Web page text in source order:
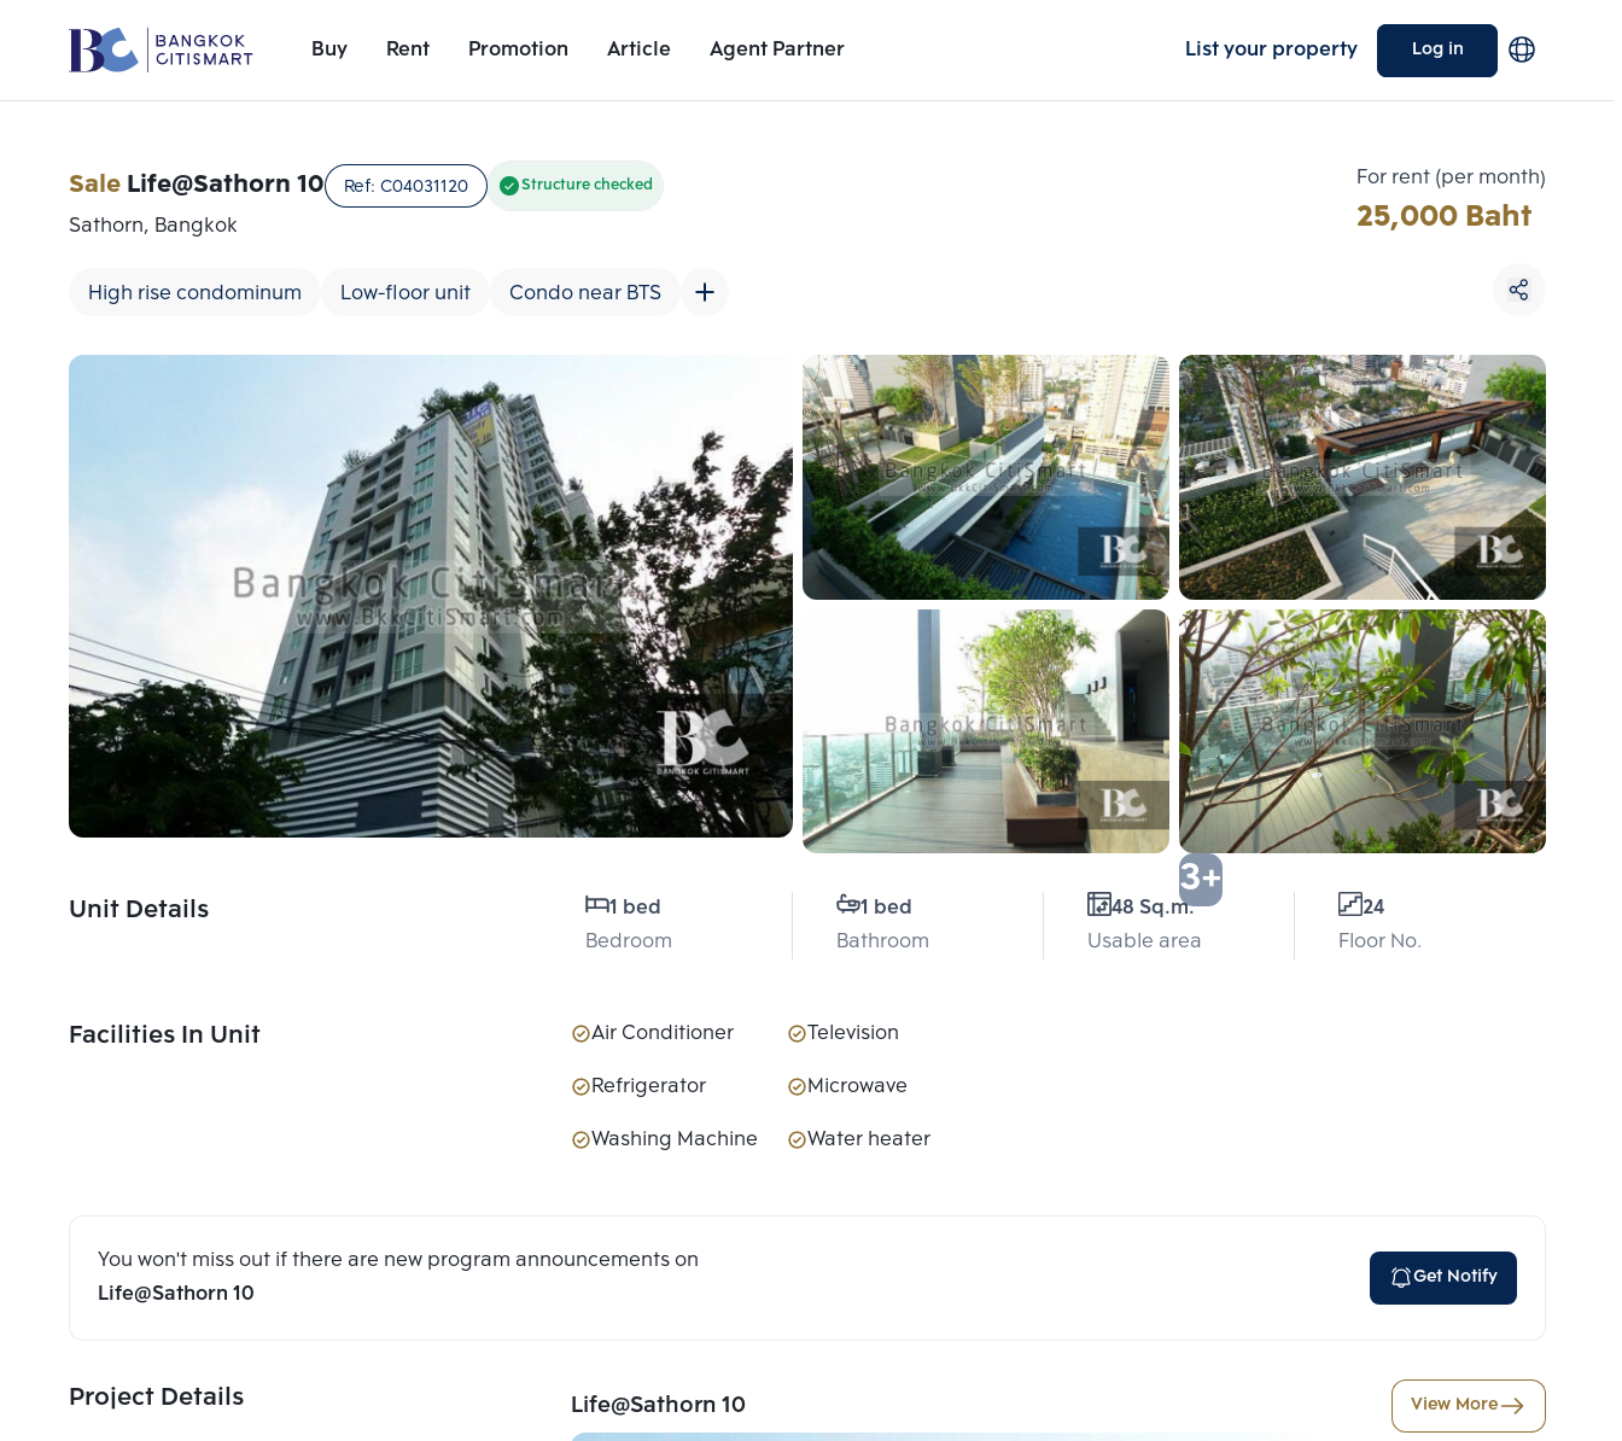
Buy Rent Promotion Article Agent Partner List your property Log in
Unit Details
SaleLife@Sathorn 10 Ref: C04031120 Structure checked
Sathorn, Bangkok
High rise condominum Low-floor unit Condo near BTS
For rent (per month)
25,000 Baht
3+
Unit Details
1 bed
Bedroom
1 bed
Bathroom
48 Sq.m.
Usable area
24
Floor No.
Facilities In Unit Air Conditioner
Television
Refrigerator
Microwave
Washing Machine
Water heater
You won't miss out if there are new program announcements on
Life@Sathorn 10
Get Notify
Project Details Life@Sathorn 10 View More
Number 2
Add comparative units
Number 3
Choose comparative unit
Maximum 3 units
Compare
Clear all